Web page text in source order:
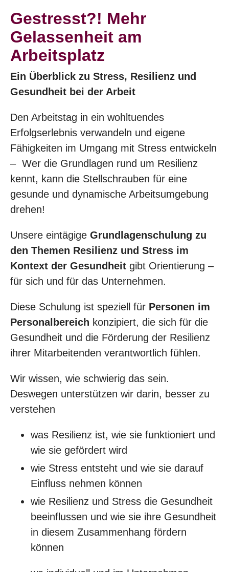
Gestresst?! Mehr
Gelassenheit am
Arbeitsplatz
Ein Überblick zu Stress, Resilienz und
Gesundheit bei der Arbeit
Den Arbeitstag in ein wohltuendes
Erfolgserlebnis verwandeln und eigene
Fähigkeiten im Umgang mit Stress entwickeln
– Wer die Grundlagen rund um Resilienz
kennt, kann die Stellschrauben für eine
gesunde und dynamische Arbeitsumgebung
drehen!
Unsere eintägige Grundlagenschulung zu
den Themen Resilienz und Stress im
Kontext der Gesundheit gibt Orientierung –
für sich und für das Unternehmen.
Diese Schulung ist speziell für Personen im
Personalbereich konzipiert, die sich für die
Gesundheit und die Förderung der Resilienz
ihrer Mitarbeitenden verantwortlich fühlen.
Wir wissen, wie schwierig das sein.
Deswegen unterstützen wir darin, besser zu
verstehen
was Resilienz ist, wie sie funktioniert und
wie sie gefördert wird
wie Stress entsteht und wie sie darauf
Einfluss nehmen können
wie Resilienz und Stress die Gesundheit
beeinflussen und wie sie ihre Gesundheit
in diesem Zusammenhang fördern
können